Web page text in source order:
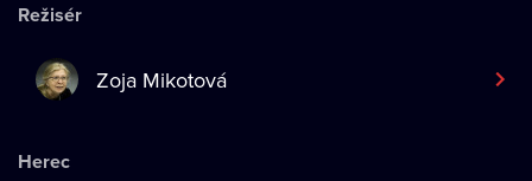
Režisér
Zoja Mikotová
Herec